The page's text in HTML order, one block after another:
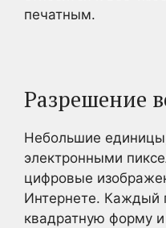
печатным.
Разрешение
Небольшие
электронными
цифровые
Интернете. Каждый
квадратную форму